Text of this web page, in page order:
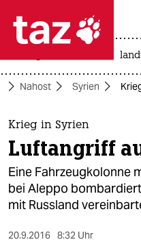
 taz
taz zahl
themen
politik
öko
Nahost Syrien
Krieg in Syrien
Luftangriff
Eine Fahrzeugkolonne
bei Aleppo
mit Russland
20.9.2016 8:32 Uhr